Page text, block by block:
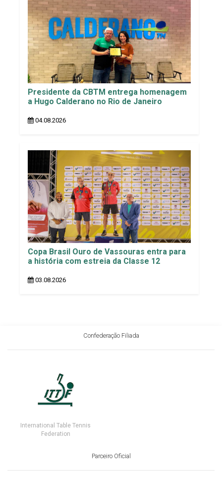
Presidente da CBTM entrega homenagem
a Hugo Calderano no Rio de Janeiro
04.08.2026
Copa Brasil Ouro de Vassouras entra para
a história com estreia da Classe 12
03.08.2026
Confederação Filiada
International Table Tennis
Federation
Parceiro Oficial